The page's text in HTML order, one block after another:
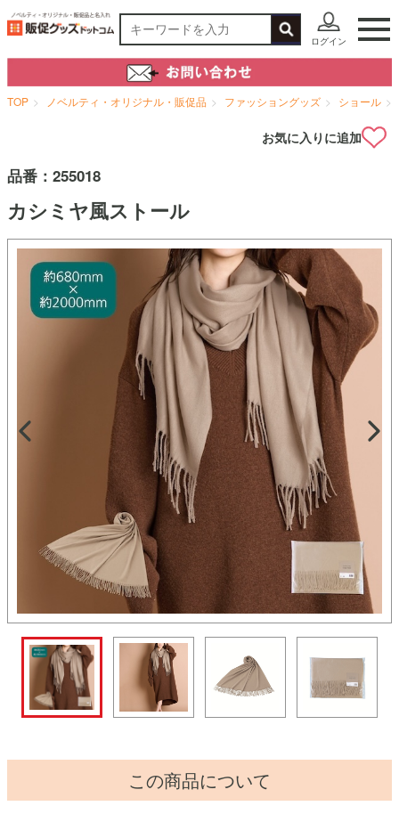
ログイン
TOP ノベルティ・オリジナル・販促品 ファッショングッズ ショール
お気に入りに追加
品番： 255018
カシミヤ風ストール
この商品について